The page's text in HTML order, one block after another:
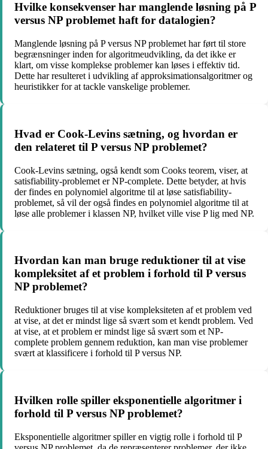
Hvilke konsekvenser har manglende løsning på P
versus NP problemet haft for datalogien?
Manglende løsning på P versus NP problemet har ført til store
begrænsninger inden for algoritmeudvikling, da det ikke er
klart, om visse komplekse problemer kan løses i effektiv tid.
Dette har resulteret i udvikling af approksimationsalgoritmer og
heuristikker for at tackle vanskelige problemer.
Hvad er Cook-Levins sætning, og hvordan er
den relateret til P versus NP problemet?
Cook-Levins sætning, også kendt som Cooks teorem, viser, at
satisfiability-problemet er NP-complete. Dette betyder, at hvis
der findes en polynomiel algoritme til at løse satisfiability-
problemet, så vil der også findes en polynomiel algoritme til at
løse alle problemer i klassen NP, hvilket ville vise P lig med NP.
Hvordan kan man bruge reduktioner til at vise
kompleksitet af et problem i forhold til P versus
NP problemet?
Reduktioner bruges til at vise kompleksiteten af et problem ved
at vise, at det er mindst lige så svært som et kendt problem. Ved
at vise, at et problem er mindst lige så svært som et NP-
complete problem gennem reduktion, kan man vise problemer
svært at klassificere i forhold til P versus NP.
Hvilken rolle spiller eksponentielle algoritmer i
forhold til P versus NP problemet?
Eksponentielle algoritmer spiller en vigtig rolle i forhold til P